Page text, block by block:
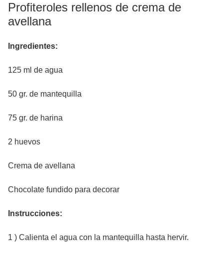
Profiteroles rellenos de crema de
avellana
Ingredientes:
125 ml de agua
50 gr. de mantequilla
75 gr. de harina
2 huevos
Crema de avellana
Chocolate fundido para decorar
Instrucciones:
1 ) Calienta el agua con la mantequilla hasta hervir.